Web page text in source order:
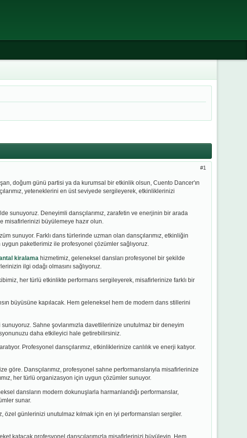
1
doğum günü partisi ya da kurumsal bir etkinlik olsun, Cuento Dancer'ın
yeteneklerini en üst seviyede sergileyerek, etkinliklerinizi
sunuyoruz. Deneyimli dansçılarımız, zarafetin ve enerjinin bir arada
misafirlerinizi büyülemeye hazır olun.
sunuyor. Farklı dans türlerinde uzman olan dansçılarımız, etkinliğin
paketlerimiz ile profesyonel çözümler sağlıyoruz.
kiralama hizmetimiz, geleneksel dansları profesyonel bir şekilde
ilgi odağı olmasını sağlıyoruz.
her türlü etkinlikte performans sergileyerek, misafirlerinize farklı bir
büyüsüne kapılacak. Hem geleneksel hem de modern dans stillerini
sunuyoruz. Sahne şovlarımızla davetlilerinize unutulmaz bir deneyim
daha etkileyici hale getirebilirsiniz.
Profesyonel dansçılarımız, etkinliklerinize canlılık ve enerji katıyor.
göre. Dansçılarımız, profesyonel sahne performanslarıyla misafirlerinize
her türlü organizasyon için uygun çözümler sunuyor.
dansların modern dokunuşlarla harmanlandığı performanslar,
sunar.
özel günlerinizi unutulmaz kılmak için en iyi performansları sergiler.
katacak profesyonel dansçılarımızla misafirlerinizi büyüleyin. Hem